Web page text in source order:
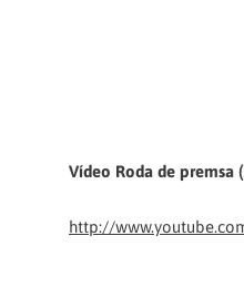
Vídeo Roda de premsa
http://